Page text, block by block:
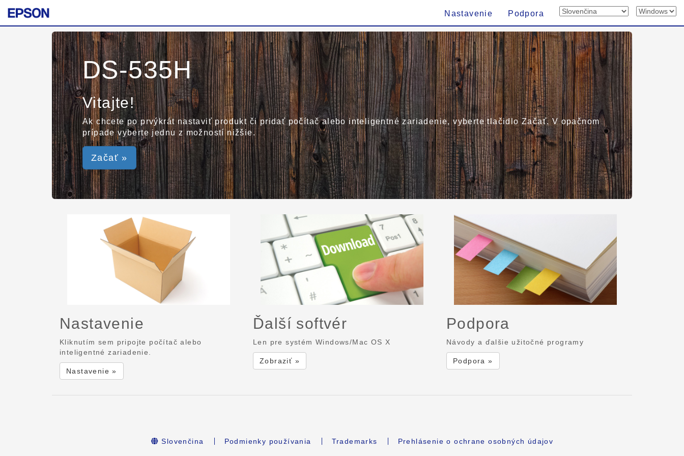
Nastavenie Podpora
DS-535H
Vitajte!
Ak chcete po prvýkrát nastaviť produkt či pridať počítač alebo inteligentné zariadenie, vyberte tlačidlo Začať. V opačnom
prípade vyberte jednu z možností nižšie.
Začať »
Nastavenie
Kliknutím sem pripojte počítač alebo
inteligentné zariadenie.
Nastavenie »
Ďalší softvér
Len pre systém Windows/Mac OS X
Zobraziť »
Podpora
Návody a ďalšie užitočné programy
Podpora »
Slovenčina Podmienky používania Trademarks Prehlásenie o ochrane osobných údajov